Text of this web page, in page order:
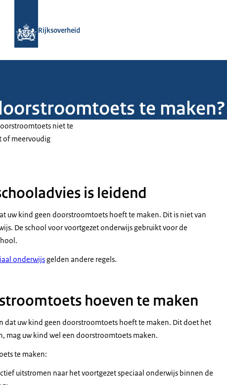
Rijksoverheid
te maken?
niet te
of meervoudig
is leidend
uw kind geen doorstroomtoets hoeft te maken. Dit is niet van
De school voor voortgezet onderwijs gebruikt voor de
onderwijsgelden andere regels.
hoeven te maken
dat uw kind geen doorstroomtoets hoeft te maken. Dit doet het
mag uw kind wel een doorstroomtoets maken.
te maken:
uitstromen naar het voortgezet speciaal onderwijs binnen de